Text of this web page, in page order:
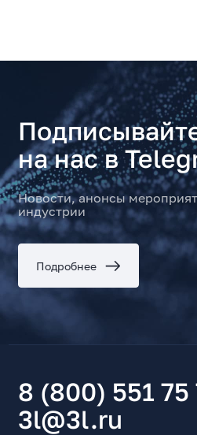
на нас в
Новости, анонсы
индустрии
Подробнее
8 (800) 551 75
3l@3l.ru